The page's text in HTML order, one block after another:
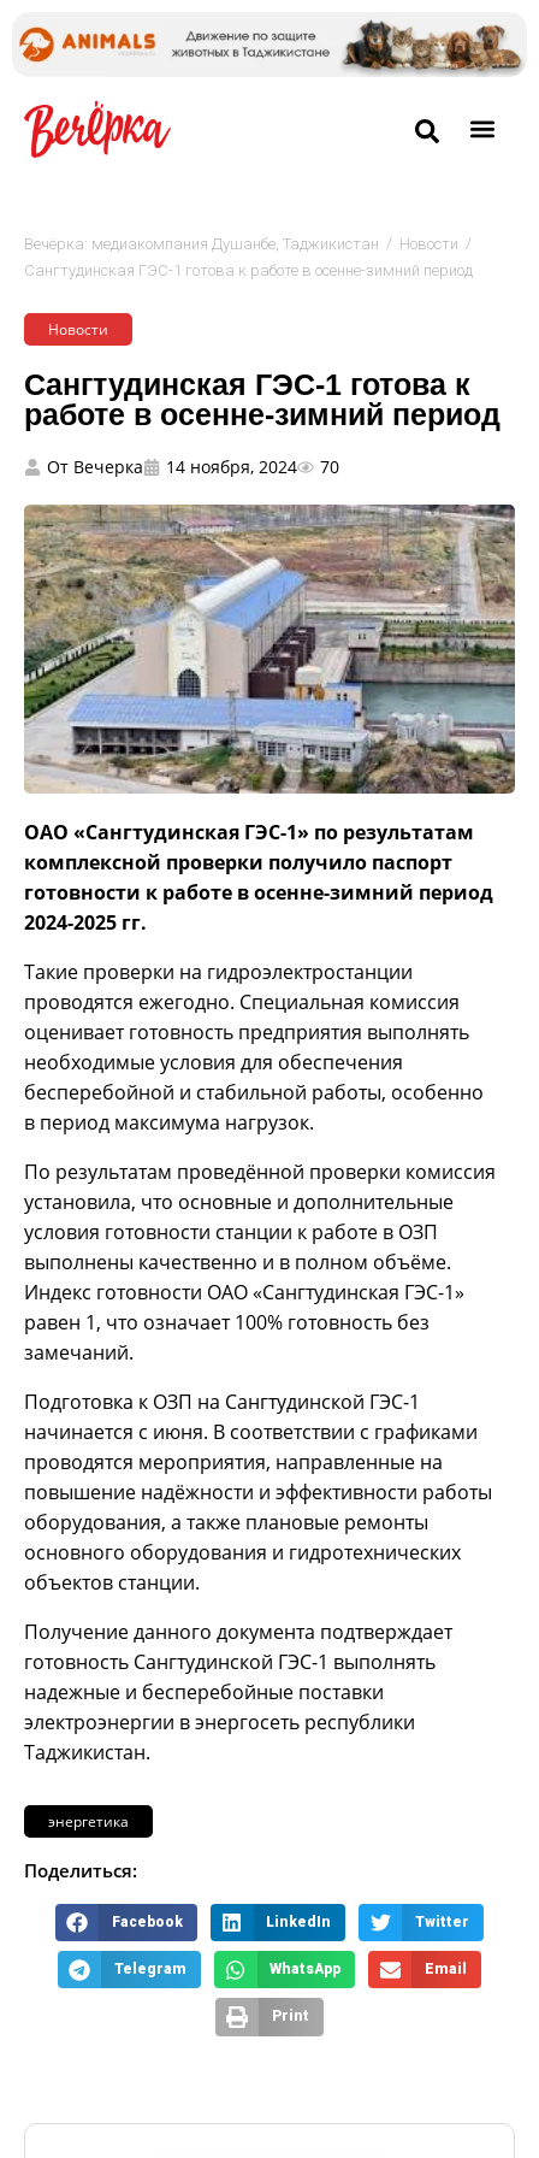
Вечёрка: медиакомпания Душанбе, Таджикистан / Новости /
Сангтудинская ГЭС-1 готова к работе в осенне-зимний период
Новости
Сангтудинская ГЭС-1 готова к
работе в осенне-зимний период
От Вечерка 14 ноября, 2024 70
ОАО «Сангтудинская ГЭС-1» по результатам
комплексной проверки получило паспорт
готовности к работе в осенне-зимний период
2024-2025 гг.
Такие проверки на гидроэлектростанции
проводятся ежегодно. Специальная комиссия
оценивает готовность предприятия выполнять
необходимые условия для обеспечения
бесперебойной и стабильной работы, особенно
в период максимума нагрузок.
По результатам проведённой проверки комиссия
установила, что основные и дополнительные
условия готовности станции к работе в ОЗП
выполнены качественно и в полном объёме.
Индекс готовности ОАО «Сангтудинская ГЭС-1»
равен 1, что означает 100% готовность без
замечаний.
Подготовка к ОЗП на Сангтудинской ГЭС-1
начинается с июня. В соответствии с графиками
проводятся мероприятия, направленные на
повышение надёжности и эффективности работы
оборудования, а также плановые ремонты
основного оборудования и гидротехнических
объектов станции.
Получение данного документа подтверждает
готовность Сангтудинской ГЭС-1 выполнять
надежные и бесперебойные поставки
электроэнергии в энергосеть республики
Таджикистан.
энергетика
Поделиться:
Facebook LinkedIn Twitter
Telegram WhatsApp Email
Print